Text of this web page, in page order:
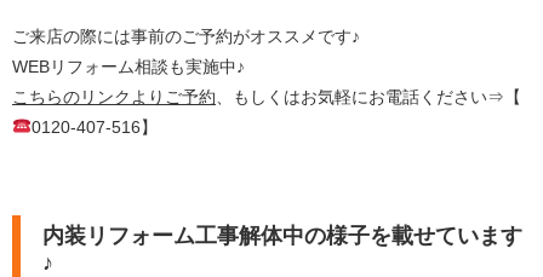
ご来店の際には事前のご予約がオススメです♪
WEBリフォーム相談も実施中♪
こちらのリンクよりご予約 、もしくはお気軽にお電話ください⇒【
0120-407-516】
内装リフォーム工事解体中の様子を載せています
♪